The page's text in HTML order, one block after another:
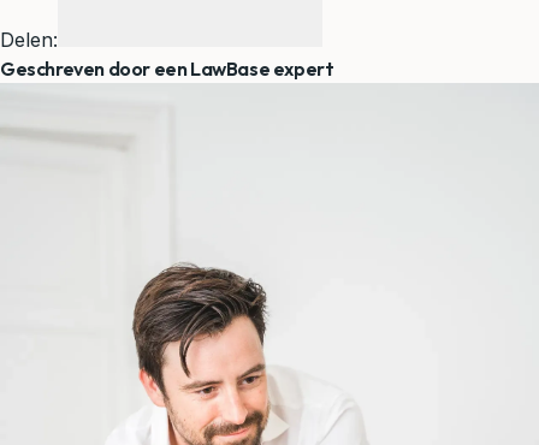
Delen:
Geschreven door een LawBase expert